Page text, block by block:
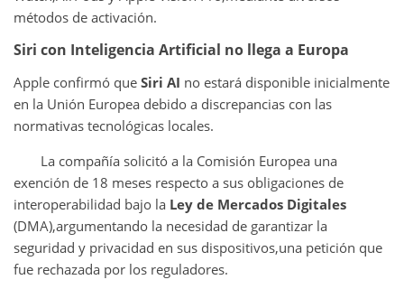
métodos de activación.
Siri con Inteligencia Artificial no llega a Europa
Apple confirmó que Siri AI no estará disponible inicialmente
en la Unión Europea debido a discrepancias con las
normativas tecnológicas locales.
La compañía solicitó a la Comisión Europea una
exención de 18 meses respecto a sus obligaciones de
interoperabilidad bajo la Ley de Mercados Digitales
(DMA),argumentando la necesidad de garantizar la
seguridad y privacidad en sus dispositivos,una petición que
fue rechazada por los reguladores.